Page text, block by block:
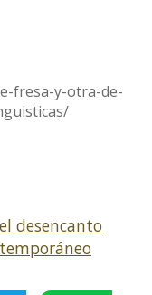
fresa-y-otra-de-
desencanto